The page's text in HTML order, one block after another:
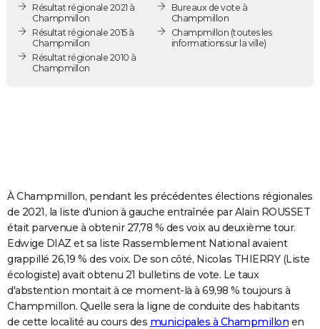
Destinations
City break
Voyage nature
Voyage de noces
Forum
PHOTO
GUIDES D'ACHAT
BONS PLANS
COPAINS D'AVANT
S'inscrire
Se connecter
Lycées
Collèges
Primaires
Universités
Entreprises
Service militaire
Avis de recherche
AVIS DE DÉCÈS
FORUM
Bricolage
Lifestyle
Culture
Sport
Auto
Television
Voyage
Cinema
Résultat régionale 2021 à
Champmillon
Résultat régionale 2015 à
Champmillon
Résultat régionale 2010 à
Champmillon
Bureaux de vote à
Champmillon
Champmillon (toutes les
informations sur la ville)
À Champmillon, pendant les précédentes élections régionales
de 2021, la liste d'union à gauche entraînée par Alain ROUSSET
était parvenue à obtenir 27,78 % des voix au deuxième tour.
Edwige DIAZ et sa liste Rassemblement National avaient
grappillé 26,19 % des voix. De son côté, Nicolas THIERRY (Liste
écologiste) avait obtenu 21 bulletins de vote. Le taux
d'abstention montait à ce moment-là à 69,98 % toujours à
Champmillon. Quelle sera la ligne de conduite des habitants
de cette localité au cours des municipales à Champmillon en